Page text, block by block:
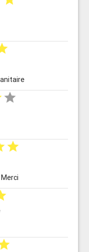
star
star